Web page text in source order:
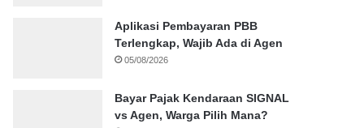
Aplikasi Pembayaran PBB
Terlengkap, Wajib Ada di Agen
05/08/2026
Bayar Pajak Kendaraan SIGNAL
vs Agen, Warga Pilih Mana?